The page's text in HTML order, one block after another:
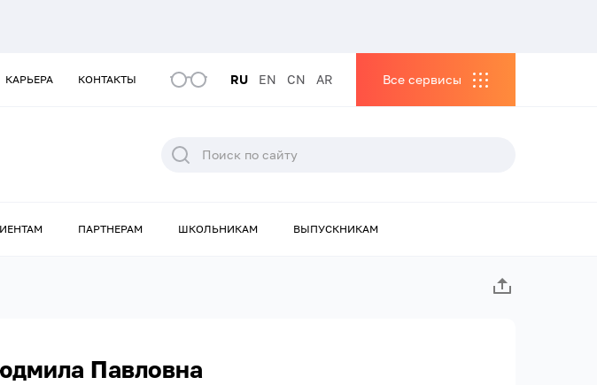
КАРЬЕРА КОНТАКТЫ RU EN CN AR Все сервисы
ПАРТНЕРАМ ШКОЛЬНИКАМ ВЫПУСКНИКАМ
Павловна